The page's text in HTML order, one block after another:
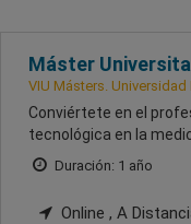
Máster
VIU Másters.
Conviértete en el
tecnológica en la
Duración: 1 año
Online , A